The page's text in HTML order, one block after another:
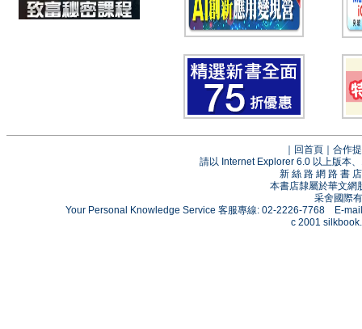
回首頁
合作
請以 Internet Explorer 6.0 以上版本
新 絲 路 網 路 書
本書店隸屬於華文網
采舍國際
Your Personal Knowledge Service 客服專線: 02-2226-7768 E-
c 2001